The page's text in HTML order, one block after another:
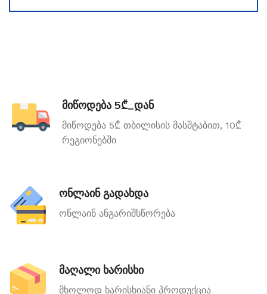
მიწოდება 5₾_დან
მიწოდება 5₾ თბილისის მასშტაბით, 10₾
რეგიონებში
ონლაინ გადახდა
ონლაინ ანგარიშსწორება
მაღალი ხარისხი
მხოლოდ ხარისხიანი პროდუქცია